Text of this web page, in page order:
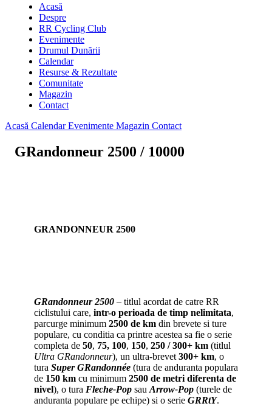
Acasă
Despre
RR Cycling Club
Evenimente
Drumul Dunării
Calendar
Resurse & Rezultate
Comunitate
Magazin
Contact
Acasă CalendarEvenimente Magazin Contact
GRandonneur 2500 / 10000
GRANDONNEUR 2500
GRandonneur 2500 – titlul acordat de catre RR
ciclistului care, intr-o perioada de timp nelimitata,
parcurge minimum 2500 de km din brevete si ture
populare, cu conditia ca printre acestea sa fie o serie
completa de 50, 75, 100, 150, 250 / 300+ km (titlul
Ultra GRandonneur), un ultra-brevet 300+ km, o
tura Super GRandonnée (tura de anduranta populara
de 150 km cu minimum 2500 de metri diferenta de
nivel), o tura Fleche-Pop sau Arrow-Pop (turele de
anduranta populare pe echipe) si o serie GRRtY.